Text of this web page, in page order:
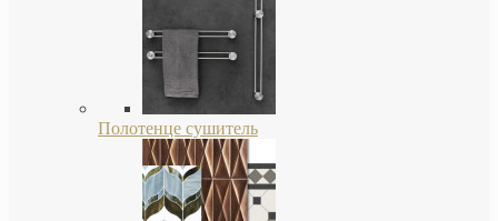
Полотенце сушитель